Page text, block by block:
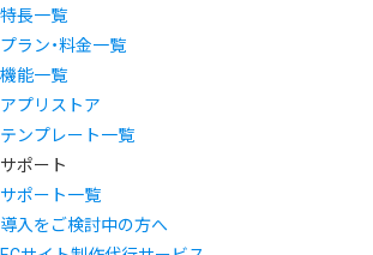
特長一覧
プラン・料金一覧
機能一覧
アプリストア
テンプレート一覧
サポート
サポート一覧
導入をご検討中の方へ